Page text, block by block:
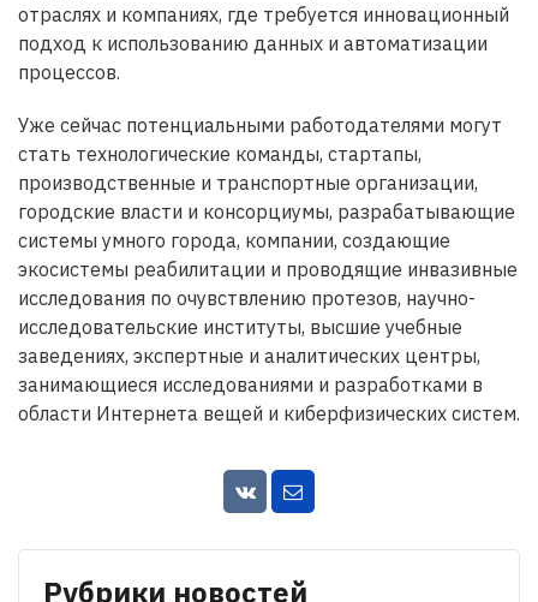
отраслях и компаниях, где требуется инновационный
подход к использованию данных и автоматизации
процессов.
Уже сейчас потенциальными работодателями могут
стать технологические команды, стартапы,
производственные и транспортные организации,
городские власти и консорциумы, разрабатывающие
системы умного города, компании, создающие
экосистемы реабилитации и проводящие инвазивные
исследования по очувствлению протезов, научно-
исследовательские институты, высшие учебные
заведениях, экспертные и аналитических центры,
занимающиеся исследованиями и разработками в
области Интернета вещей и киберфизических систем.
Рубрики новостей